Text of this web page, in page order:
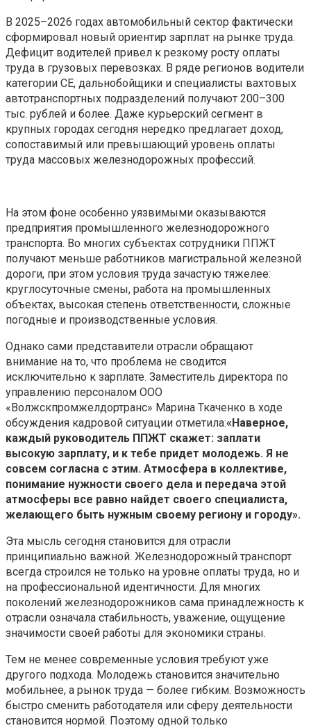
В 2025–2026 годах автомобильный сектор фактически
сформировал новый ориентир зарплат на рынке труда.
Дефицит водителей привел к резкому росту оплаты
труда в грузовых перевозках. В ряде регионов водители
категории CE, дальнобойщики и специалисты вахтовых
автотранспортных подразделений получают 200–300
тыс. рублей и более. Даже курьерский сегмент в
крупных городах сегодня нередко предлагает доход,
сопоставимый или превышающий уровень оплаты
труда массовых железнодорожных профессий.
На этом фоне особенно уязвимыми оказываются
предприятия промышленного железнодорожного
транспорта. Во многих субъектах сотрудники ППЖТ
получают меньше работников магистральной железной
дороги, при этом условия труда зачастую тяжелее:
круглосуточные смены, работа на промышленных
объектах, высокая степень ответственности, сложные
погодные и производственные условия.
Однако сами представители отрасли обращают
внимание на то, что проблема не сводится
исключительно к зарплате. Заместитель директора по
управлению персоналом ООО
«Волжскпромжелдортранс» Марина Ткаченко в ходе
обсуждения кадровой ситуации отметила:«Наверное,
каждый руководитель ППЖТ скажет: заплати
высокую зарплату, и к тебе придет молодежь. Я не
совсем согласна с этим. Атмосфера в коллективе,
понимание нужности своего дела и передача этой
атмосферы все равно найдет своего специалиста,
желающего быть нужным своему региону и городу».
Эта мысль сегодня становится для отрасли
принципиально важной. Железнодорожный транспорт
всегда строился не только на уровне оплаты труда, но и
на профессиональной идентичности. Для многих
поколений железнодорожников сама принадлежность к
отрасли означала стабильность, уважение, ощущение
значимости своей работы для экономики страны.
Тем не менее современные условия требуют уже
другого подхода. Молодежь становится значительно
мобильнее, а рынок труда — более гибким. Возможность
быстро сменить работодателя или сферу деятельности
становится нормой. Поэтому одной только